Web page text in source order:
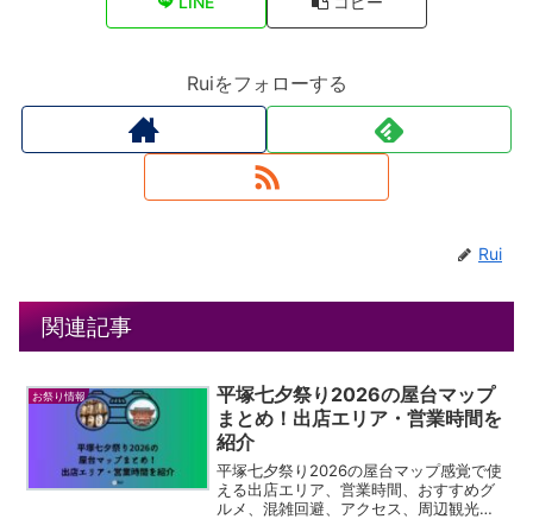
Ruiをフォローする
Rui
関連記事
お祭り情報
平塚七夕祭り2026の屋台マップ
まとめ！出店エリア・営業時間を
紹介
平塚七夕祭り2026の屋台マップ感覚で使
える出店エリア、営業時間、おすすめグ
ルメ、混雑回避、アクセス、周辺観光を